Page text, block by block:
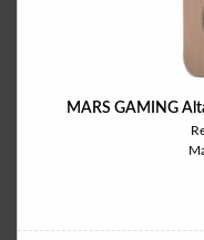
MARS GAMING